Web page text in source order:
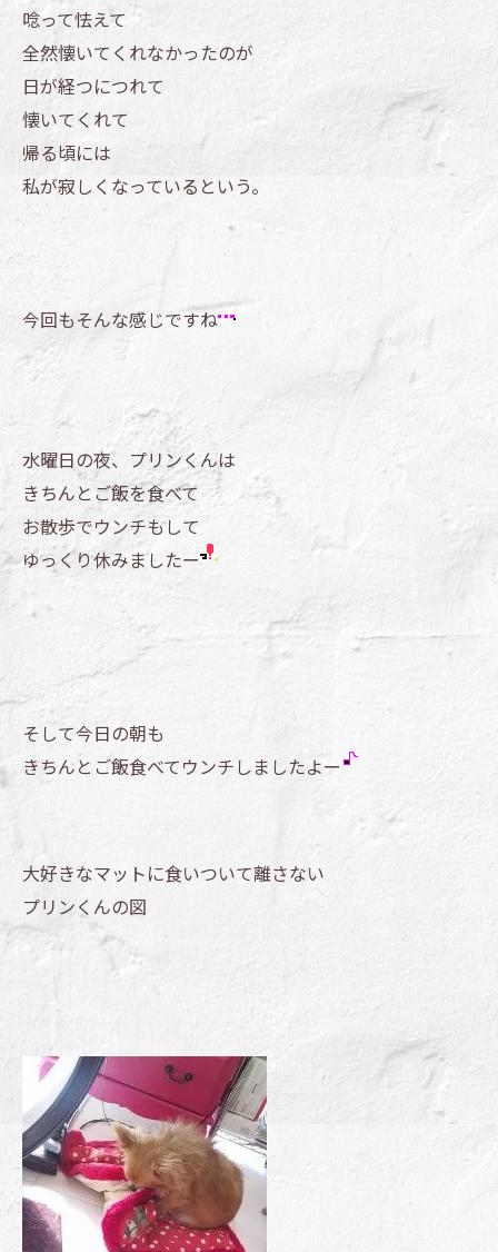
唸って怯えて
全然懐いてくれなかったのが
日が経つにつれて
懐いてくれて
帰る頃には
私が寂しくなっているという。
今回もそんな感じですね
水曜日の夜、プリンくんは
きちんとご飯を食べて
お散歩でウンチもして
ゆっくり休みましたー
そして今日の朝も
きちんとご飯食べてウンチしましたよー
大好きなマットに食いついて離さない
プリンくんの図